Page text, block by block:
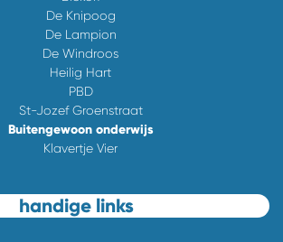
De Knipoog
De Lampion
De Windroos
Heilig Hart
PBD
St-Jozef Groenstraat
Buitengewoon onderwijs
Klavertje Vier
handige links